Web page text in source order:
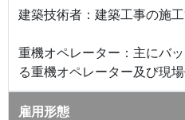
建築技術者：建築工事の施
重機オペレーター：主にバ
る重機オペレーター及び現
雇用形態